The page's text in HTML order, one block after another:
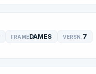
FRAMEDAMES VERSN. 7